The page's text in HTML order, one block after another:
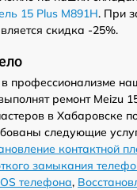
15 Plus M891H. При
скидка -25%.
профессионализме
ремонт Meizu
в Хабаровске
следующие
контактной
замыкания
телефона,